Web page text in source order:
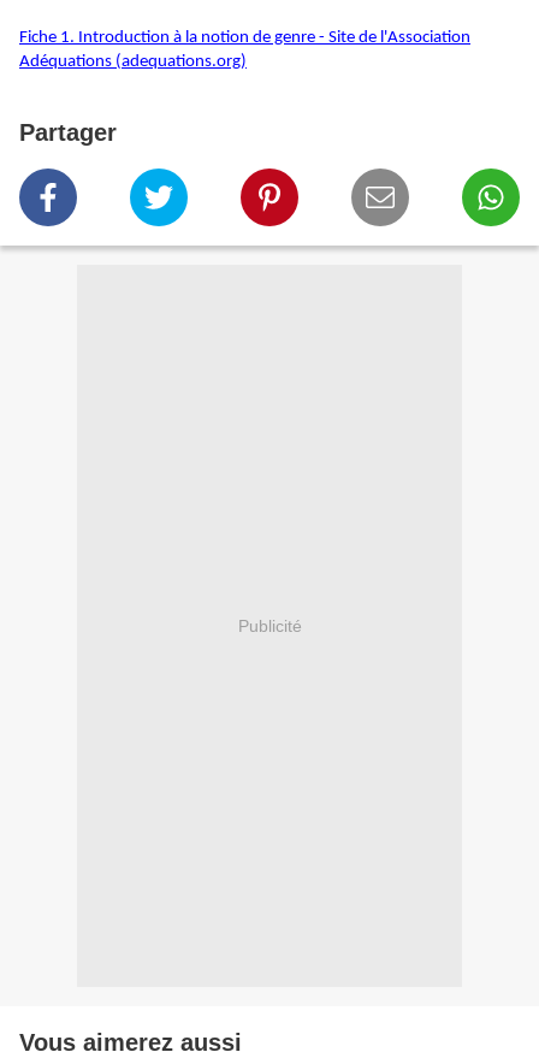
Fiche 1. Introduction à la notion de genre - Site de l'Association
Adéquations (adequations.org)
Partager
Publicité
Vous aimerez aussi